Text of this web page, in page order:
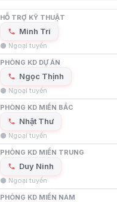
HỖ TRỢ KỸ THUẬT
Minh Trí
⚫ Ngoại tuyến
PHÒNG KD DỰ ÁN
Ngọc Thịnh
⚫ Ngoại tuyến
PHÒNG KD MIỀN BẮC
Nhật Thư
⚫ Ngoại tuyến
PHÒNG KD MIỀN TRUNG
Duy Ninh
⚫ Ngoại tuyến
PHÒNG KD MIỀN NAM